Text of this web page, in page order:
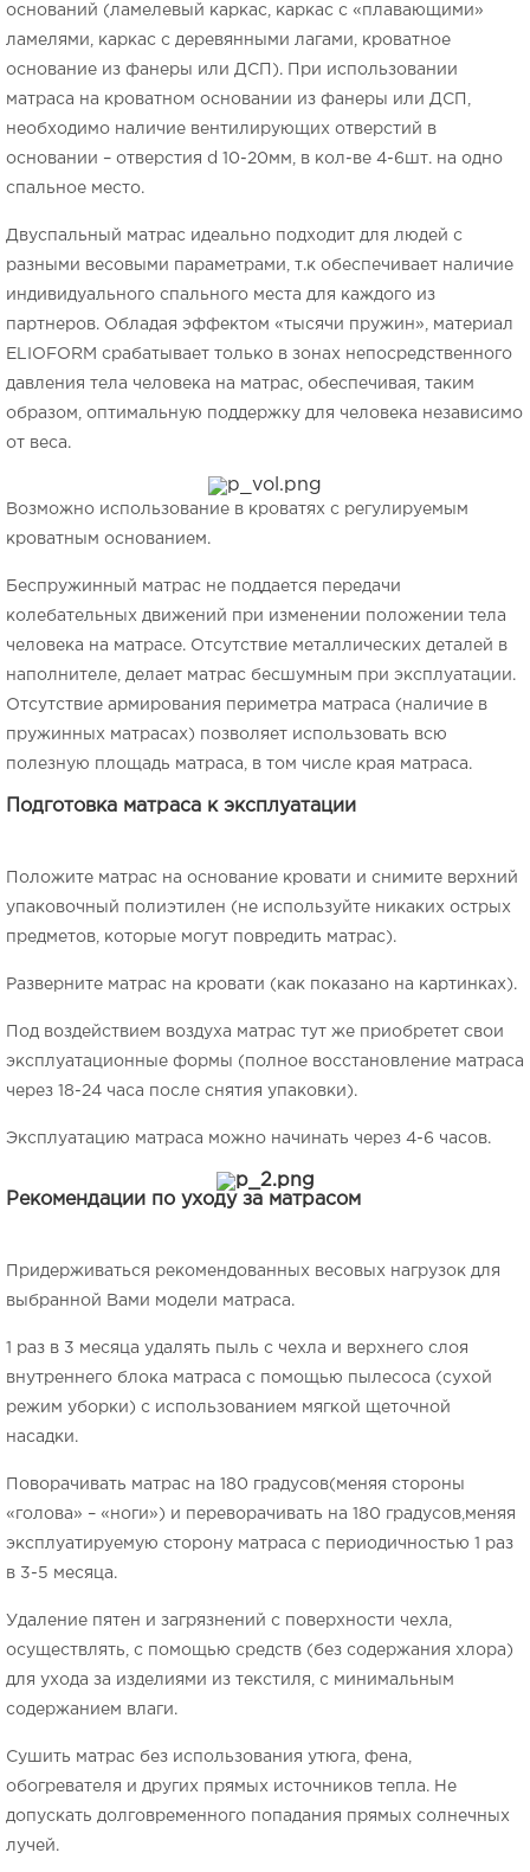
оснований (ламелевый каркас, каркас с «плавающими»
ламелями, каркас с деревянными лагами, кроватное
основание из фанеры или ДСП). При использовании
матраса на кроватном основании из фанеры или ДСП,
необходимо наличие вентилирующих отверстий в
основании – отверстия d 10-20мм, в кол-ве 4-6шт. на одно
спальное место.
Двуспальный матрас идеально подходит для людей с
разными весовыми параметрами, т.к обеспечивает наличие
индивидуального спального места для каждого из
партнеров. Обладая эффектом «тысячи пружин», материал
ELIOFORM срабатывает только в зонах непосредственного
давления тела человека на матрас, обеспечивая, таким
образом, оптимальную поддержку для человека независимо
от веса.
Возможно использование в кроватях с регулируемым
кроватным основанием.
Беспружинный матрас не поддается передачи
колебательных движений при изменении положении тела
человека на матрасе. Отсутствие металлических деталей в
наполнителе, делает матрас бесшумным при эксплуатации.
Отсутствие армирования периметра матраса (наличие в
пружинных матрасах) позволяет использовать всю
полезную площадь матраса, в том числе края матраса.
Подготовка матраса к эксплуатации
Положите матрас на основание кровати и снимите верхний
упаковочный полиэтилен (не используйте никаких острых
предметов, которые могут повредить матрас).
Разверните матрас на кровати (как показано на картинках).
Под воздействием воздуха матрас тут же приобретет свои
эксплуатационные формы (полное восстановление матраса
через 18-24 часа после снятия упаковки).
Эксплуатацию матраса можно начинать через 4-6 часов.
Рекомендации по уходу за матрасом
Придерживаться рекомендованных весовых нагрузок для
выбранной Вами модели матраса.
1 раз в 3 месяца удалять пыль с чехла и верхнего слоя
внутреннего блока матраса с помощью пылесоса (сухой
режим уборки) с использованием мягкой щеточной
насадки.
Поворачивать матрас на 180 градусов(меняя стороны
«голова» – «ноги») и переворачивать на 180 градусов,меняя
эксплуатируемую сторону матраса с периодичностью 1 раз
в 3-5 месяца.
Удаление пятен и загрязнений с поверхности чехла,
осуществлять, с помощью средств (без содержания хлора)
для ухода за изделиями из текстиля, с минимальным
содержанием влаги.
Сушить матрас без использования утюга, фена,
обогревателя и других прямых источников тепла. Не
допускать долговременного попадания прямых солнечных
лучей.